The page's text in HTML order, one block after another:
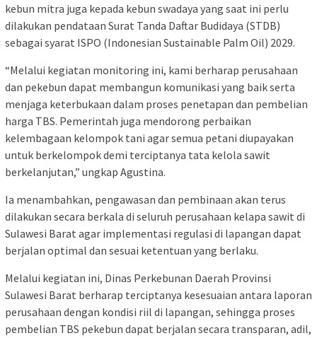
kebun mitra juga kepada kebun swadaya yang saat ini perlu
dilakukan pendataan Surat Tanda Daftar Budidaya (STDB)
sebagai syarat ISPO (Indonesian Sustainable Palm Oil) 2029.
“Melalui kegiatan monitoring ini, kami berharap perusahaan
dan pekebun dapat membangun komunikasi yang baik serta
menjaga keterbukaan dalam proses penetapan dan pembelian
harga TBS. Pemerintah juga mendorong perbaikan
kelembagaan kelompok tani agar semua petani diupayakan
untuk berkelompok demi terciptanya tata kelola sawit
berkelanjutan,” ungkap Agustina.
Ia menambahkan, pengawasan dan pembinaan akan terus
dilakukan secara berkala di seluruh perusahaan kelapa sawit di
Sulawesi Barat agar implementasi regulasi di lapangan dapat
berjalan optimal dan sesuai ketentuan yang berlaku.
Melalui kegiatan ini, Dinas Perkebunan Daerah Provinsi
Sulawesi Barat berharap terciptanya kesesuaian antara laporan
perusahaan dengan kondisi riil di lapangan, sehingga proses
pembelian TBS pekebun dapat berjalan secara transparan, adil,